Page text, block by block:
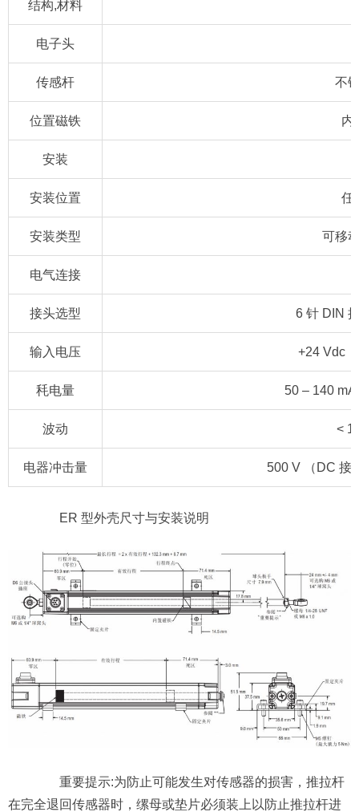
结构,材料
电子头
传感杆 不
位置磁铁 内
安装
安装位置 任
安装类型 可移
电气连接
接头选型 6 针 DIN
输入电压 +24 Vdc
秏电量 50 – 140
波动 < 1
电器冲击量 500 V （DC 接
ER 型外壳尺寸与安装说明
重要提示:为防止可能发生对传感器的损害，推拉杆
在完全退回传感器时，缧母或垫片必须装上以防止推拉杆进